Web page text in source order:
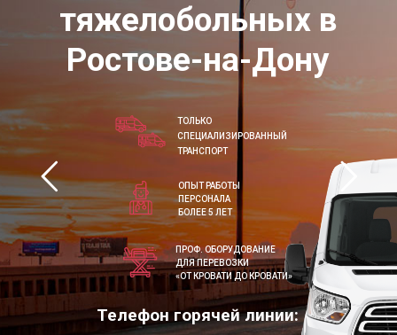
Телефон горячей линии:
ТОЛЬКО
СПЕЦИАЛИЗИРОВАННЫЙ
ТРАНСПОРТ
ОПЫТ РАБОТЫ
ПЕРСОНАЛА
БОЛЕЕ 5 ЛЕТ
ПРОФ. ОБОРУДОВАНИЕ
ДЛЯ ПЕРЕВОЗКИ
«ОТ КРОВАТИ ДО КРОВАТИ»
тяжелобольных в
Ростове-на-Дону